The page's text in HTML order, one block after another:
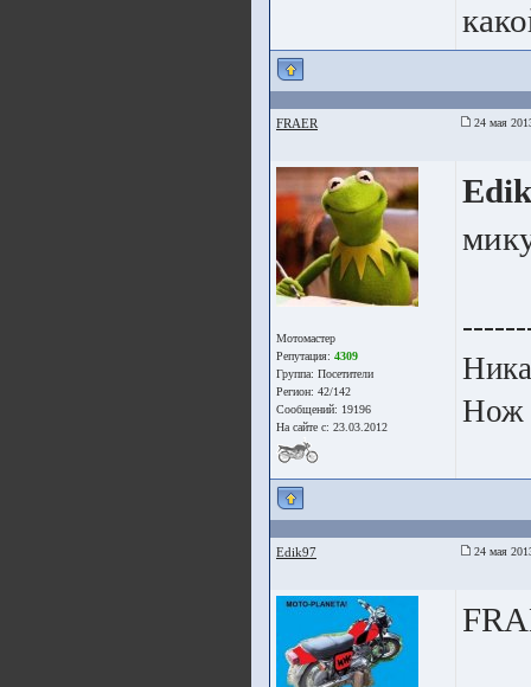
FRAER 24 мая
Мотомастер
Репутация: 4309
Группа: Посетители
Регион: 42/142
Сообщений: 19196
На сайте с: 23.03.2012
Нож
Edik97 24 мая